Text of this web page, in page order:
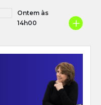
Ontem às
14h00
+